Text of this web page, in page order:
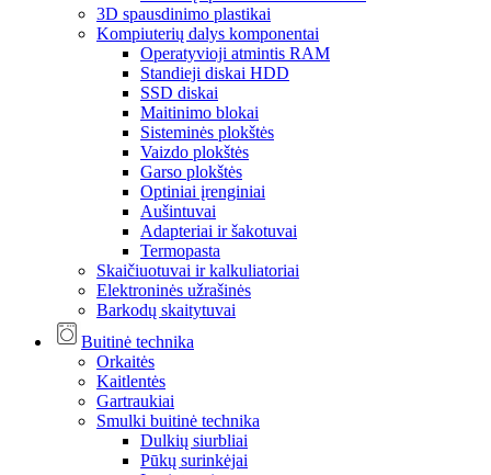
3D spausdinimo plastikai
Kompiuterių dalys komponentai
Operatyvioji atmintis RAM
Standieji diskai HDD
SSD diskai
Maitinimo blokai
Sisteminės plokštės
Vaizdo plokštės
Garso plokštės
Optiniai įrenginiai
Aušintuvai
Adapteriai ir šakotuvai
Termopasta
Skaičiuotuvai ir kalkuliatoriai
Elektroninės užrašinės
Barkodų skaitytuvai
Buitinė technika
Orkaitės
Kaitlentės
Gartraukiai
Smulki buitinė technika
Dulkių siurbliai
Pūkų surinkėjai